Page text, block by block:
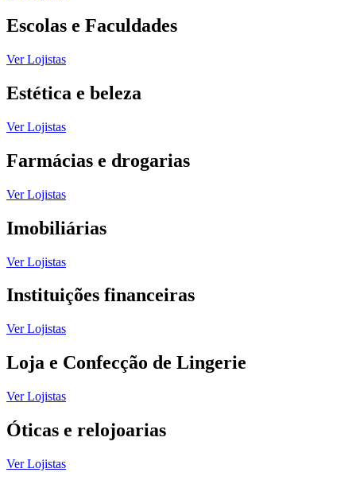
Escolas e Faculdades
Ver Lojistas
Estética e beleza
Ver Lojistas
Farmácias e drogarias
Ver Lojistas
Imobiliárias
Ver Lojistas
Instituições financeiras
Ver Lojistas
Loja e Confecção de Lingerie
Ver Lojistas
Óticas e relojoarias
Ver Lojistas